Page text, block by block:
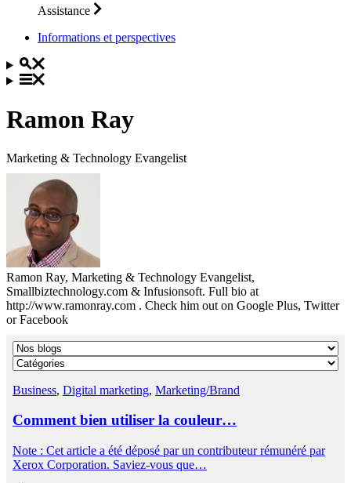
Assistance
Informations et perspectives
Ramon Ray
Marketing & Technology Evangelist
Ramon Ray, Marketing & Technology Evangelist,
Smallbiztechnology.com & Infusionsoft. Full bio at
http://www.ramonray.com . Check him out on Google Plus, Twitter
or Facebook
Business, Digital marketing, Marketing/Brand
Comment bien utiliser la couleur…
Note : Cet article a été déposé par un contributeur rémunéré par
Xerox Corporation. Saviez-vous que…